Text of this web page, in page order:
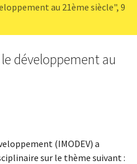
au 21ème siècle", 9
développement au
(IMODEV) a
sur le thème suivant :